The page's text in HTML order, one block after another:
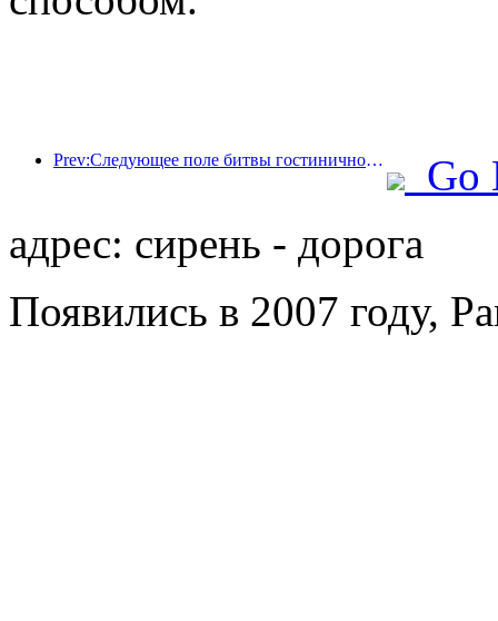
Prev:Следующее поле битвы гостиничной индустрии — это гены экологичной мебели.
Go
адрес: сирень - дорога
Появились в 2007 году,